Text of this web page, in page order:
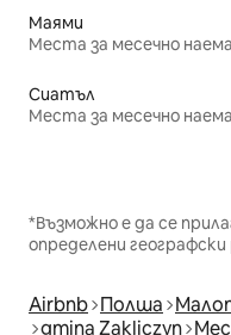
Маями
Места за месечно
Сиатъл
Места за месечно
*Възможно е да се
определени
Airbnb Полша
gmina Zakliczyn